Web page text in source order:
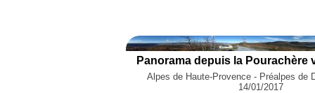
Panorama depuis la Pourachère
Alpes de Haute-Provence - Préalpes de
14/01/2017